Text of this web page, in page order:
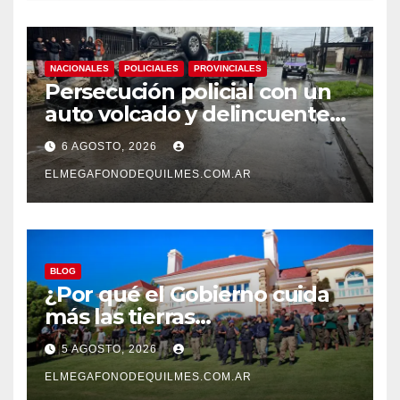
NACIONALES POLICIALES PROVINCIALES
Persecución policial con un
auto volcado y delincuentes
detenidos en San Francisco
Solano
6 AGOSTO, 2026
ELMEGAFONODEQUILMES.COM.AR
BLOG
¿Por qué el Gobierno cuida
más las tierras
extranjerizadas que el
patrimonio de todos los
argentinos?
5 AGOSTO, 2026
ELMEGAFONODEQUILMES.COM.AR